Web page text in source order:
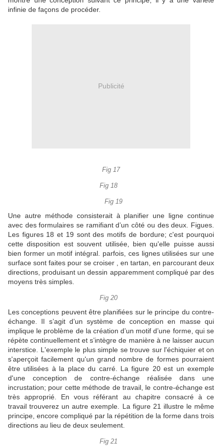
infinie de façons de procéder.
Publicité
Fig 17
Fig 18
Fig 19
Une autre méthode consisterait à planifier une ligne continue
avec des formulaires se ramifiant d’un côté ou des deux.
Figues.
Les figures 18 et 19 sont des motifs de bordure; c'est pourquoi
cette disposition est souvent utilisée, bien qu'elle puisse aussi
bien former un motif intégral.
parfois, ces lignes utilisées sur une
surface sont faites pour se croiser , en tartan, en parcourant deux
directions, produisant un dessin apparemment compliqué par des
moyens très simples.
Fig 20
Les conceptions peuvent être planifiées sur le principe du contre-
échange.
Il s’agit d’un système de conception en masse qui
implique le problème de la création d’un motif d’une forme, qui se
répète continuellement et s’intègre de manière à ne laisser aucun
interstice.
L'exemple le plus simple se trouve sur l'échiquier et on
s'aperçoit facilement qu'un grand nombre de formes pourraient
être utilisées à la place du carré.
La figure 20 est un exemple
d'une conception de contre-échange réalisée dans une
incrustation; pour cette méthode de travail, le contre-échange est
très approprié.
En vous référant au chapitre consacré à ce
travail trouverez un autre exemple.
La figure 21 illustre le même
principe, encore compliqué par la répétition de la forme dans trois
directions au lieu de deux seulement.
Fig 21